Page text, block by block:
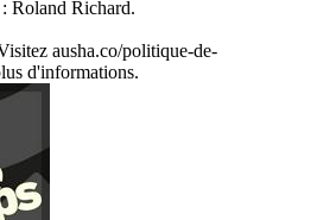
Roland Richard.
ausha.co/politique-de-
d'informations.